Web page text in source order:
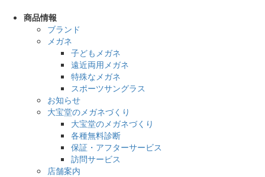
商品情報
ブランド
メガネ
子どもメガネ
遠近両用メガネ
特殊なメガネ
スポーツサングラス
お知らせ
大宝堂のメガネづくり
大宝堂のメガネづくり
各種無料診断
保証・アフターサービス
訪問サービス
店舗案内